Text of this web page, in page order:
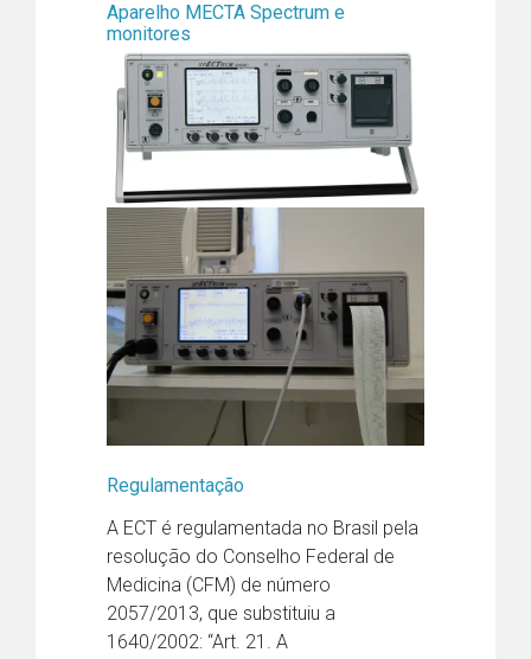
Aparelho MECTA Spectrum e
monitores
Regulamentação
A ECT é regulamentada no Brasil pela
resolução do Conselho Federal de
Medicina (CFM) de número
2057/2013, que substituiu a
1640/2002: “Art. 21. A